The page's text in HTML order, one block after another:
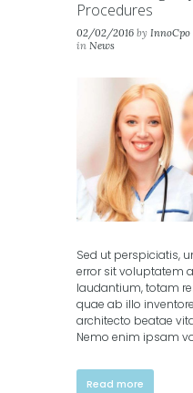
Procedures
02/02/2016 by InnoCpo
in News
Sed ut perspiciatis,
error sit voluptatem
laudantium, totam
quae ab illo
architecto beatae
Nemo enim ipsam
Read more